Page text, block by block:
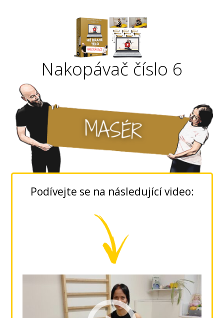
Nakopávač číslo 6
Podívejte se na následující video: